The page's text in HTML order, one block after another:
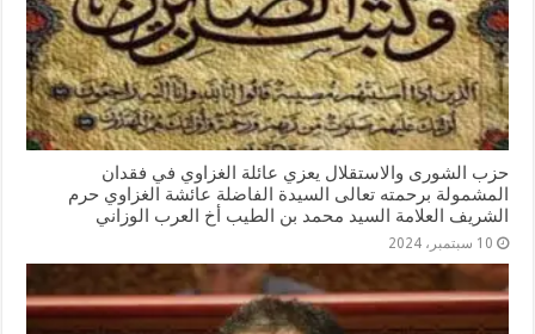
حزب الشورى والاستقلال يعزي عائلة الغزاوي في فقدان
المشمولة برحمته تعالى السيدة الفاضلة عائشة الغزاوي حرم
الشريف العلامة السيد محمد بن الطيب أخ العرب الوزاني
10 سبتمبر، 2024